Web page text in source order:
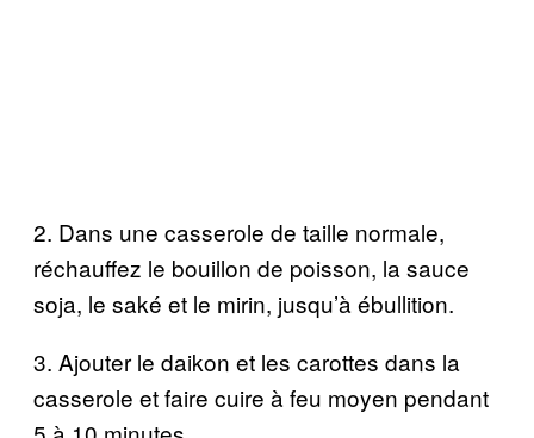
2. Dans une casserole de taille normale,
réchauffez le bouillon de poisson, la sauce
soja, le saké et le mirin, jusqu’à ébullition.
3. Ajouter le daikon et les carottes dans la
casserole et faire cuire à feu moyen pendant